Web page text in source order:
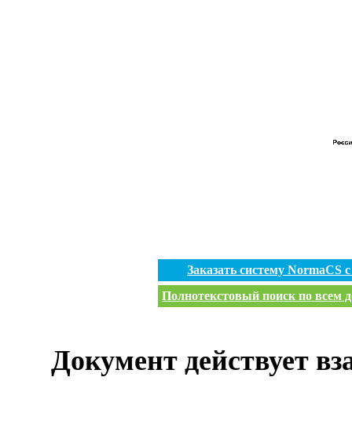
Заказать систему
Полнотекстовый поиск по всем
Документ действует